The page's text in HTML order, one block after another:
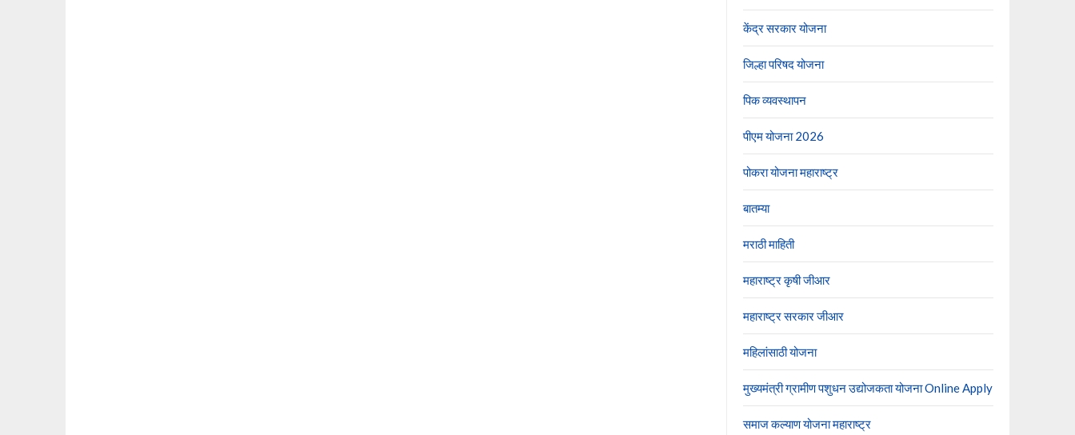
केंद्र सरकार योजना
जिल्हा परिषद योजना
पिक व्यवस्थापन
पीएम योजना 2026
पोकरा योजना महाराष्ट्र
बातम्या
मराठी माहिती
महाराष्ट्र कृषी जीआर
महाराष्ट्र सरकार जीआर
महिलांसाठी योजना
मुख्यमंत्री ग्रामीण पशुधन उद्योजकता योजना Online Apply
समाज कल्याण योजना महाराष्ट्र